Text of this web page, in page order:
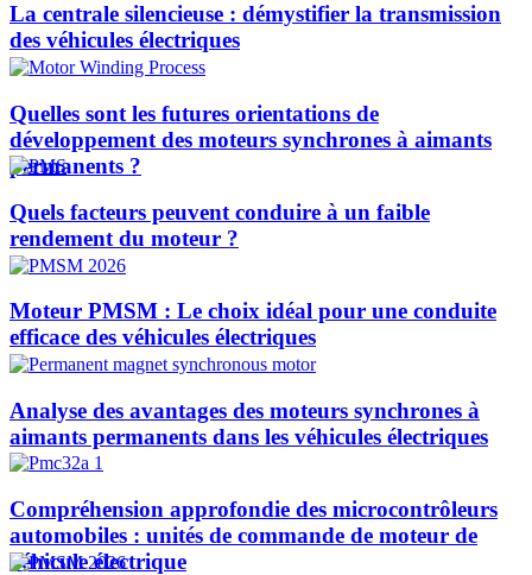
La centrale silencieuse : démystifier la transmission
des véhicules électriques
Quelles sont les futures orientations de
développement des moteurs synchrones à aimants
permanents ?
Quels facteurs peuvent conduire à un faible
rendement du moteur ?
Moteur PMSM : Le choix idéal pour une conduite
efficace des véhicules électriques
Analyse des avantages des moteurs synchrones à
aimants permanents dans les véhicules électriques
Compréhension approfondie des microcontrôleurs
automobiles : unités de commande de moteur de
véhicule électrique